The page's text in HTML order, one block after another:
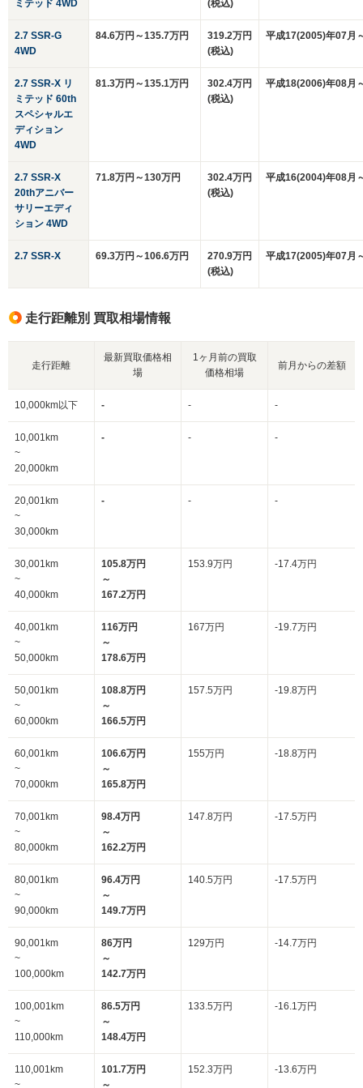
ミテッド 4WD
(税込)
2.7 SSR-G
4WD
84.6万円～135.7万円
319.2万円
(税込)
平成17(2005)年07月
2.7 SSR-X リ
ミテッド 60th
スペシャルエ
ディション
4WD
81.3万円～135.1万円
302.4万円
(税込)
平成18(2006)年08月
2.7 SSR-X
20thアニバー
サリーエディ
ション 4WD
71.8万円～130万円
302.4万円
(税込)
平成16(2004)年08月
2.7 SSR-X 69.3万円～106.6万円
270.9万円
(税込)
平成17(2005)年07月
走行距離別 買取相場情報
走行距離
最新買取価格相
場
1ヶ月前の買取
価格相場
前月からの差額
10,000km以下 - - -
10,001km
~
20,000km
- - -
20,001km
~
30,000km
- - -
30,001km
~
40,000km
105.8万円
～
167.2万円
153.9万円 -17.4万円
40,001km
~
50,000km
116万円
～
178.6万円
167万円 -19.7万円
50,001km
~
60,000km
108.8万円
～
166.5万円
157.5万円 -19.8万円
60,001km
~
70,000km
106.6万円
～
165.8万円
155万円 -18.8万円
70,001km
~
80,000km
98.4万円
～
162.2万円
147.8万円 -17.5万円
80,001km
~
90,000km
96.4万円
～
149.7万円
140.5万円 -17.5万円
90,001km
~
100,000km
86万円
～
142.7万円
129万円 -14.7万円
100,001km
~
110,000km
86.5万円
～
148.4万円
133.5万円 -16.1万円
110,001km
~
101.7万円
～
152.3万円 -13.6万円